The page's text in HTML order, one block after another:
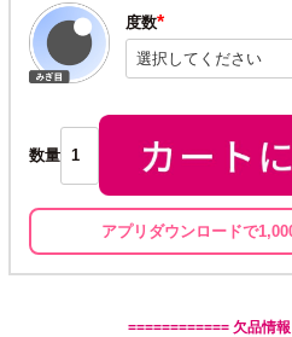
度数
(必
須)
数量
アプリダウンロードで
============ 欠品情